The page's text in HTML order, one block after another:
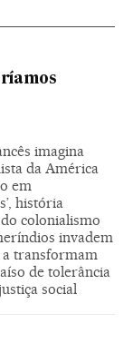
imagina
da América
em
história
colonialismo
invadem
a transformam
de tolerância
social